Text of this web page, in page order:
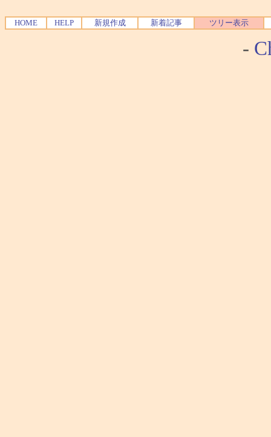
HOME HELP 新規作成 新着記事 ツリー表示
-